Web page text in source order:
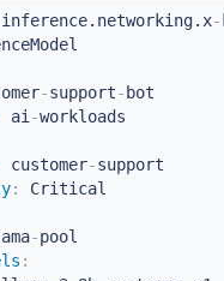
inference.networking.x-
-support- bot
ai-
customer-support
:
Critical
-pool
: